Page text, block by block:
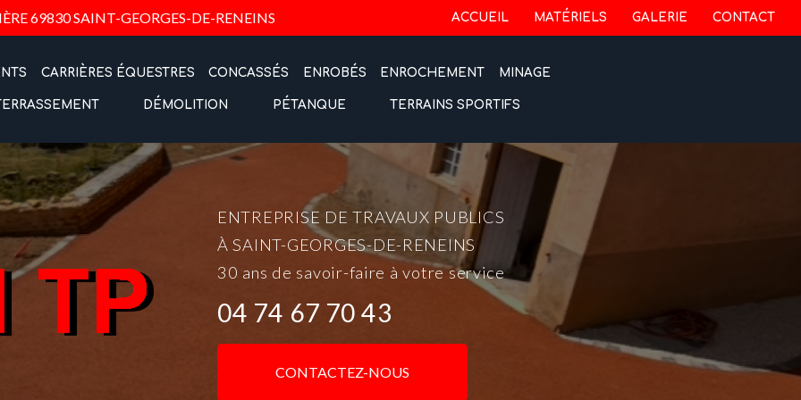
69830 SAINT-GEORGES-DE-RENEINS Navigation secondaire
ACCUEIL MATÉRIELS GALERIE CONTACT
CARRIÈRES ÉQUESTRES CONCASSÉS ENROBÉS ENROCHEMENT MINAGE
DÉMOLITION PÉTANQUE TERRAINS SPORTIFS
ENTREPRISE DE TRAVAUX PUBLICS
À SAINT-GEORGES-DE-RENEINS
30 ans de savoir-faire à votre service
04 74 67 70 43
CONTACTEZ-NOUS